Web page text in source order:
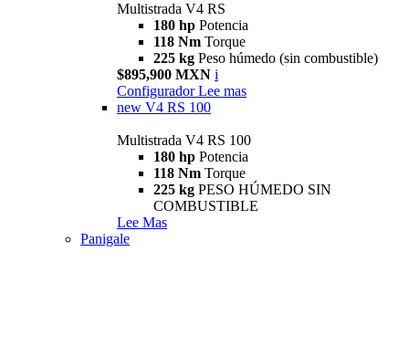
Multistrada V4 RS
180 hp Potencia
118 Nm Torque
225 kg Peso húmedo (sin combustible)
$895,900 MXN i
Configurador Lee mas
new V4 RS 100
Multistrada V4 RS 100
180 hp Potencia
118 Nm Torque
225 kg PESO HÚMEDO SIN
COMBUSTIBLE
Lee Mas
Panigale